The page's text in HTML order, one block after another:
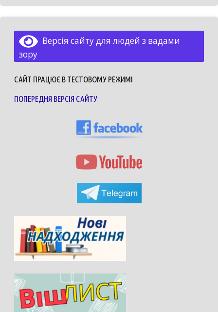
Версія сайту для людей з вадами
зору
САЙТ ПРАЦЮЄ В ТЕСТОВОМУ РЕЖИМІ
ПОПЕРЕДНЯ ВЕРСІЯ САЙТУ